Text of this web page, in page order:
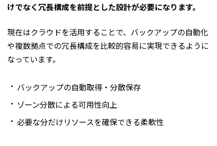
けでなく冗長構成を前提とした設計が必要になります。
現在はクラウドを活用することで、バックアップの自動化
や複数拠点での冗長構成を比較的容易に実現できるように
なっています。
バックアップの自動取得・分散保存
ゾーン分散による可用性向上
必要な分だけリソースを確保できる柔軟性